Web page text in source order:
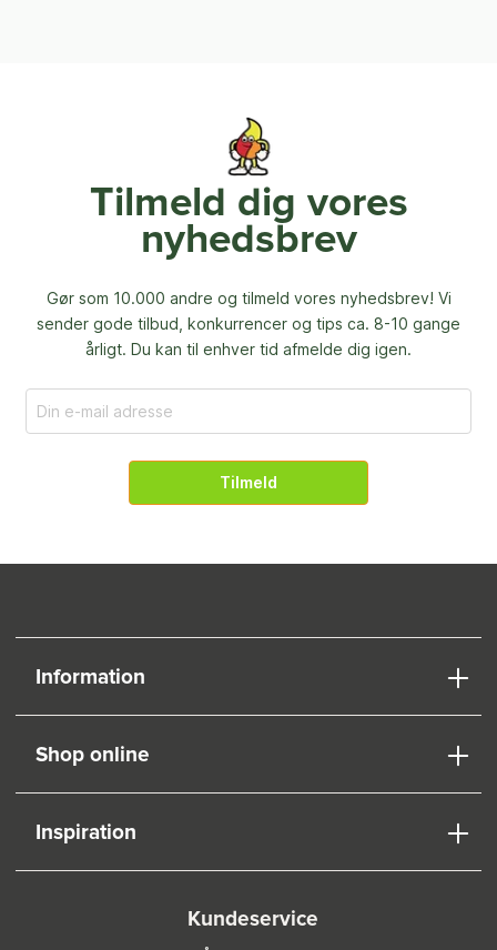
Tilmeld dig vores
nyhedsbrev
Gør som 10.000 andre og tilmeld vores nyhedsbrev! Vi
sender gode tilbud, konkurrencer og tips ca. 8-10 gange
årligt. Du kan til enhver tid afmelde dig igen.
Tilmeld
Information
Shop online
Inspiration
Kundeservice